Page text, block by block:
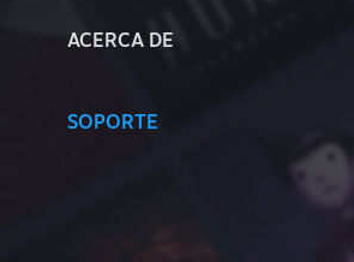
ACERCA DE
SOPORTE